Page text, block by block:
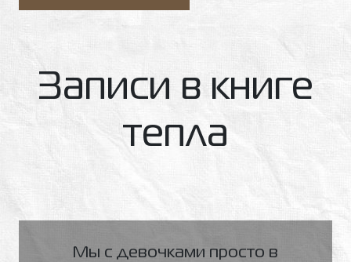
Записи в книге
тепла
Мы с девочками просто в